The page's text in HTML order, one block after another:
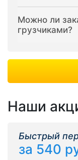
Можно ли
грузчиками?
Наши
Быстрый
за 540